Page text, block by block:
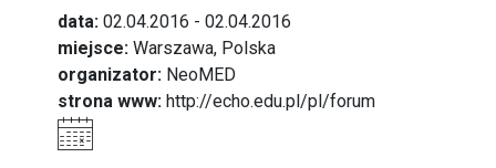
data: 02.04.2016 - 02.04.2016
miejsce: Warszawa, Polska
organizator: NeoMED
strona www: http://echo.edu.pl/pl/forum